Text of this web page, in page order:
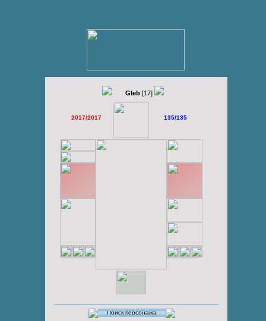
Gleb [17]
2017/2017 135/135